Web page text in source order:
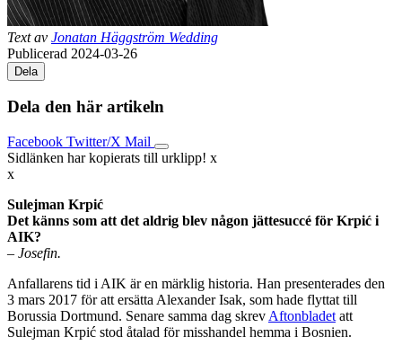
Text av Jonatan Häggström Wedding
Publicerad 2024-03-26
Dela
Dela den här artikeln
Facebook Twitter/X Mail
Sidlänken har kopierats till urklipp! x
x
Sulejman Krpić
Det känns som att det aldrig blev någon jättesuccé för Krpić i
AIK?
– Josefin.
Anfallarens tid i AIK är en märklig historia. Han presenterades den
3 mars 2017 för att ersätta Alexander Isak, som hade flyttat till
Borussia Dortmund. Senare samma dag skrev Aftonbladet att
Sulejman Krpić stod åtalad för misshandel hemma i Bosnien.